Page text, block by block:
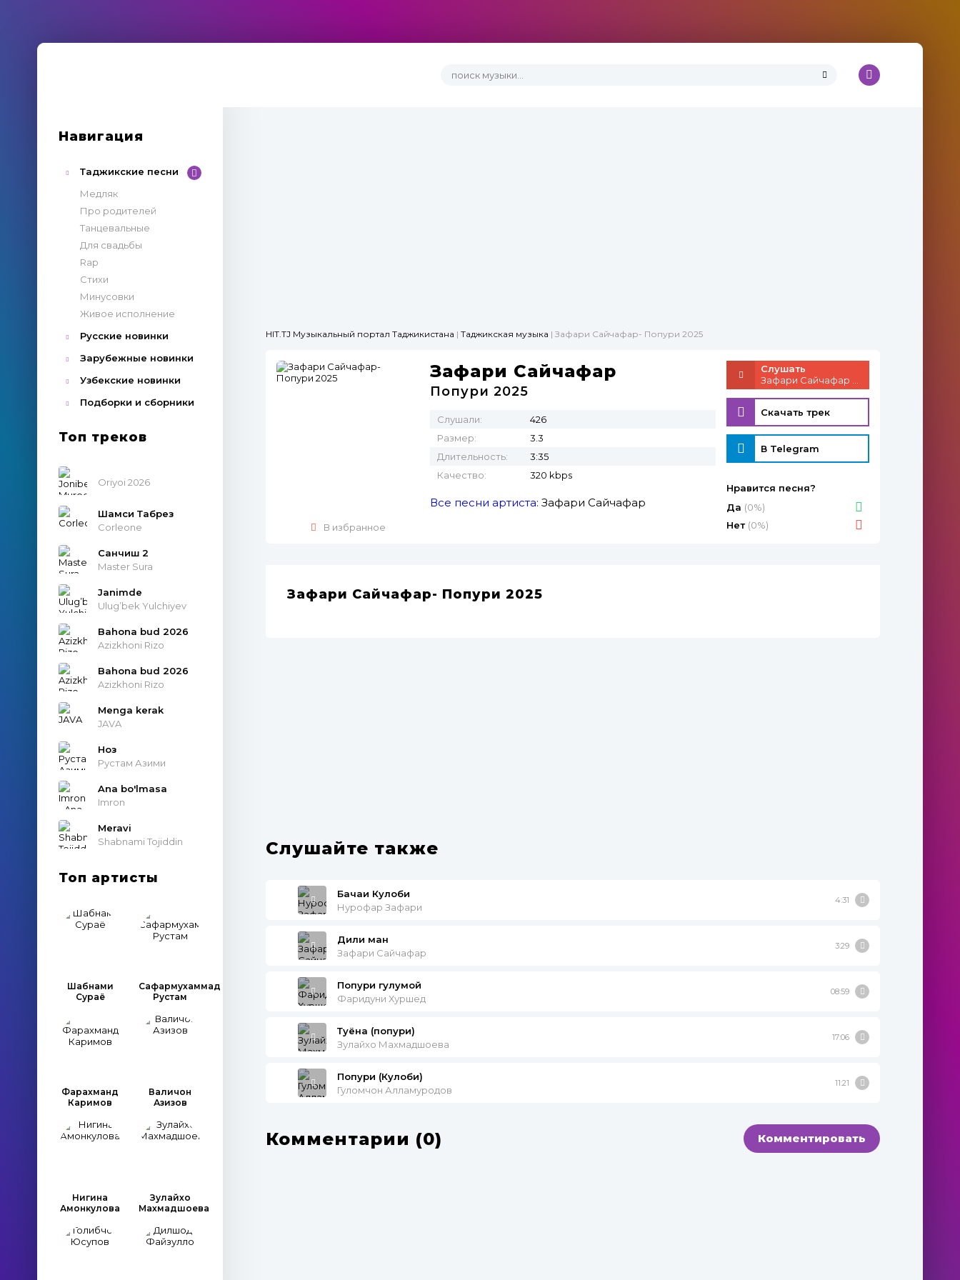
Навигация
Таджикские песни
Медляк
Про родителей
Танцевальные
Для свадьбы
Rap
Стихи
Минусовки
Живое исполнение
Русские новинки
Зарубежные новинки
Узбекские новинки
Подборки и сборники
Топ треков
Oriyoi 2026
Шамси Табрез
Corleone
Санчиш 2
Master Sura
Janimde
Ulug’bek Yulchiyev
Bahona bud 2026
Azizkhoni Rizo
Bahona bud 2026
Azizkhoni Rizo
Menga kerak
JAVA
Ноз
Рустам Азими
Ana bo'lmasa
Imron
Meravi
Shabnami Tojiddin
Топ артисты
Шабнами
Сураё
Сафармухаммад
Рустам
Фарахманд
Каримов
Валичон
Азизов
Нигина
Амонкулова
Зулайхо
Махмадшоева
HIT.TJ Музыкальный портал Таджикистана | Таджикская музыка | Зафари Сайчафар- Попури 2025
В избранное
Зафари Сайчафар
Попури 2025
Слушали:
426
Размер:
3.3
Длительность:
3:35
Качество:
320 kbps
Все песни артиста: Зафари Сайчафар
Слушать
Скачать трек
В Telegram
Нравится песня?
Да (0%)
Нет (0%)
Зафари Сайчафар- Попури 2025
Слушайте также
Бачаи Кулоби
Нурофар Зафари
4:31
Дили ман
Зафари Сайчафар
3:29
Попури гулумой
Фаридуни Хуршед
08:59
Туёна (попури)
Зулайхо Махмадшоева
17:06
Попури (Кулоби)
Гуломчон Алламуродов
11:21
Комментарии (0) Комментировать